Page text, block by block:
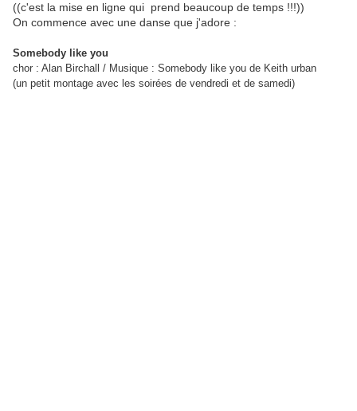
((c'est la mise en ligne qui prend beaucoup de temps !!!))
On commence avec une danse que j'adore :
Somebody like you
chor : Alan Birchall / Musique : Somebody like you de Keith urban
(un petit montage avec les soirées de vendredi et de samedi)